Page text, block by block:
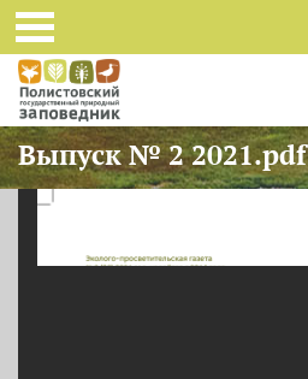
Skip to main content
Выпуск № 2 2021.pdf